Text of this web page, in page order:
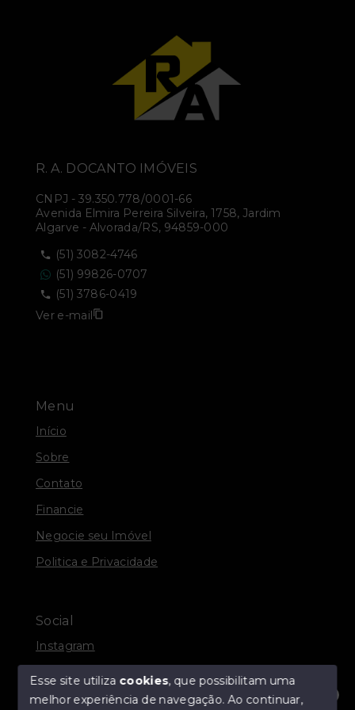
Menu
Início
Sobre
Contato
Financie
Negocie seu Imóvel
Politica e Privacidade
Social
Instagram
R. A. DOCANTO IMÓVEIS
CNPJ - 39.350.778/0001-66
Avenida Elmira Pereira Silveira, 1758, Jardim
Algarve - Alvorada/RS, 94859-000
(51) 3082-4746
(51) 99826-0707
(51) 3786-0419
Ver e-mail
Esse site utiliza cookies, que possibilitam uma
melhor experiência de navegação.Ao continuar,